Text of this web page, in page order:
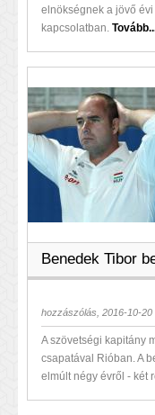
elnökségnek a jövő
kapcsolatban.
Benedek Tibor
hozzászólás, 2016-10-20
A szövetségi kapitány
csapatával Rióban. A
elmúlt négy évről - két